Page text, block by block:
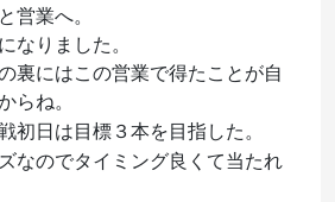
営業へ。
なりました。
裏にはこの営業で得たことが自
らね。
初日は目標３本を目指した。
なのでタイミング良くて当たれ